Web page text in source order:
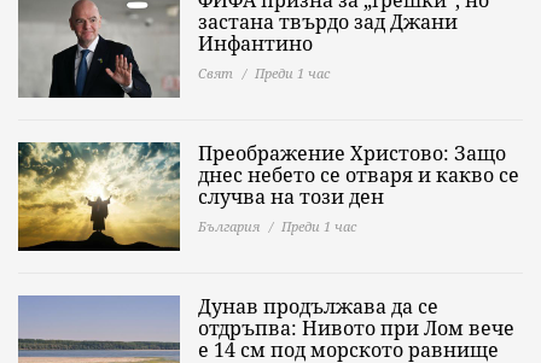
застана твърдо зад Джани
Инфантино
Свят Преди 1 час
Преображение Христово: Защо
днес небето се отваря и какво се
случва на този ден
България Преди 1 час
Дунав продължава да се
отдръпва: Нивото при Лом вече
е 14 см под морското равнище